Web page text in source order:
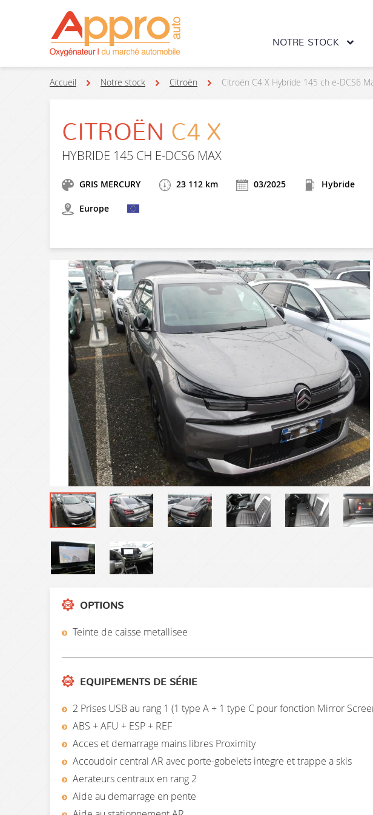
NOTRE STOCK
Accueil Notre stock Citroën Citroën C4 X Hybride 145 ch e-DCS6
CITROËN C4 X
HYBRIDE 145 CH E-DCS6 MAX
GRIS MERCURY 23 112 km 03/2025 Hybride
Europe
OPTIONS
Teinte de caisse metallisee
EQUIPEMENTS DE SÉRIE
2 Prises USB au rang 1 (1 type A + 1 type C pour fonction Mirror
ABS + AFU + ESP + REF
Acces et demarrage mains libres Proximity
Accoudoir central AR avec porte-gobelets integre et trappe a skis
Aerateurs centraux en rang 2
Aide au demarrage en pente